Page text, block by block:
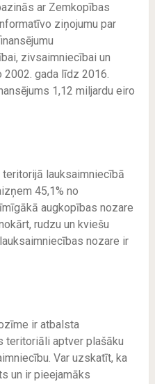
ar Zemkopības
ziņojumu par
zivsaimniecībai un
2002. gada līdz 2016.
1,12 miljardu eiro
lauksaimniecībā
45,1% no
augkopības nozare
rudzu un kviešu
nozare ir
ir atbalsta
teritoriāli aptver plašāku
Var uzskatīt, ka
un ir pieejamāks